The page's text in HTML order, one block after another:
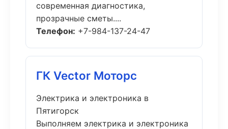
современная диагностика,
прозрачные сметы....
Телефон: +7-984-137-24-47
ГК Vector Моторс
Электрика и электроника в
Пятигорск
Выполняем электрика и электроника